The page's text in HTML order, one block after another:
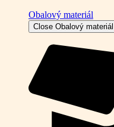
Obalový materiál
Close Obalový materiál